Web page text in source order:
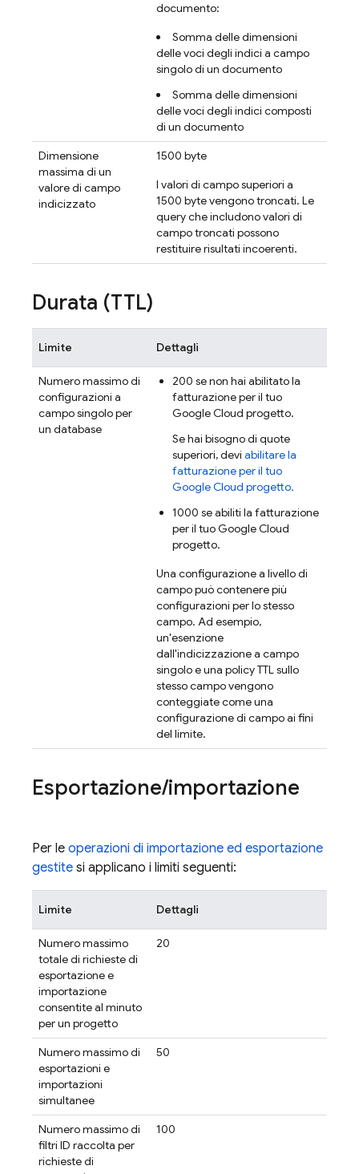
documento:
Somma delle dimensioni
delle voci degli indici a campo
singolo di un documento
Somma delle dimensioni
delle voci degli indici composti
di un documento
Dimensione
massima di un
valore di campo
indicizzato
1500 byte
I valori di campo superiori a
1500 byte vengono troncati. Le
query che includono valori di
campo troncati possono
restituire risultati incoerenti.
Durata (TTL)
Limite Dettagli
Numero massimo di
configurazioni a
campo singolo per
un database
200 se non hai abilitato la
fatturazione per il tuo
Google Cloud progetto.
Se hai bisogno di quote
superiori, devi abilitare la
fatturazione per il tuo
Google Cloud progetto.
1000 se abiliti la fatturazione
per il tuoGoogle Cloud
progetto.
Una configurazione a livello di
campo può contenere più
configurazioni per lo stesso
campo. Ad esempio,
un'esenzione
dall'indicizzazione a campo
singolo e una policy TTL sullo
stesso campo vengono
conteggiate come una
configurazione di campo ai fini
del limite.
Esportazione/importazione
Per le operazioni di importazione ed esportazione
gestite si applicano i limiti seguenti:
Limite Dettagli
Numero massimo
totale di richieste di
esportazione e
importazione
consentite al minuto
per un progetto
20
Numero massimo di
esportazioni e
importazioni
simultanee
50
Numero massimo di
filtri ID raccolta per
richieste di
100